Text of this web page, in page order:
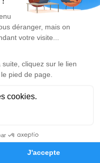
Hommages
estdisponible
Je rends hommage